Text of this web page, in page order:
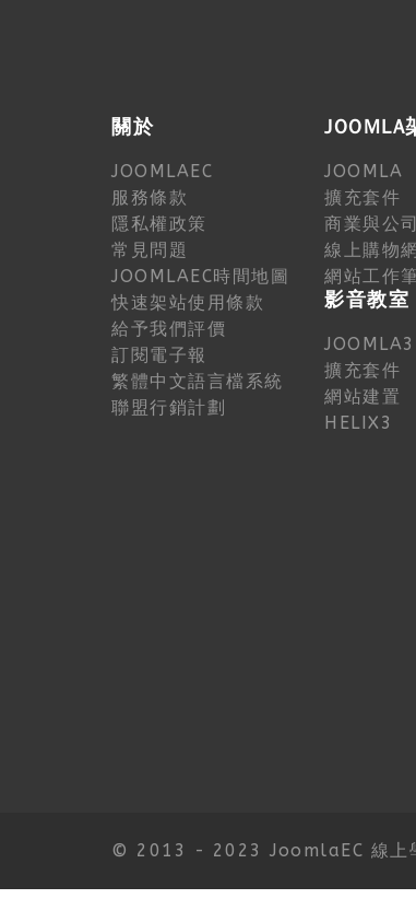
關於
JOOMLAEC
服務條款
隱私權政策
常見問題
JOOMLAEC時間地圖
快速架站使用條款
給予我們評價
訂閱電子報
繁體中文語言檔系統
聯盟行銷計劃
JOOMLA
JOOMLA
擴充套件
商業與公
線上購物
網站工作
影音教室
JOOMLA3
擴充套件
網站建置
HELIX3
© 2013 - 2023 JoomlaEC 線上